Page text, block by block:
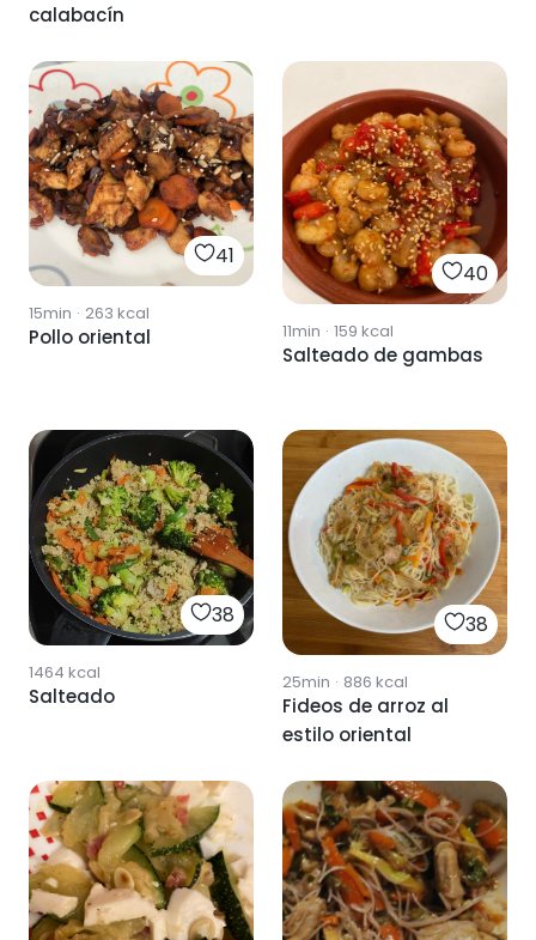
calabacín
41
15min · 263 kcal
Pollo oriental
40
11min · 159 kcal
Salteado de gambas
38
1464 kcal
Salteado
38
25min · 886 kcal
Fideos de arroz al
estilo oriental